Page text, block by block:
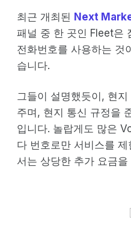
최근 개최된 Next
패널 중 한 곳인 Fleet은
전화번호를 사용하는 것
습니다.
그들이 설명했듯이, 현
주며, 현지 통신 규정을
입니다. 놀랍게도 많은
다 번호로만 서비스를
서는 상당한 추가 요금을